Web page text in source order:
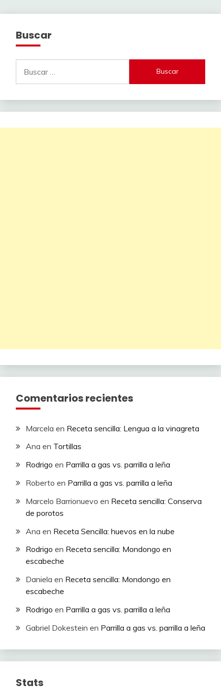
Buscar
Comentarios recientes
Marcela en Receta sencilla: Lengua a la vinagreta
Ana en Tortillas
Rodrigo en Parrilla a gas vs. parrilla a leña
Roberto en Parrilla a gas vs. parrilla a leña
Marcelo Barrionuevo en Receta sencilla: Conserva
de porotos
Ana en Receta Sencilla: huevos en la nube
Rodrigo en Receta sencilla: Mondongo en
escabeche
Daniela en Receta sencilla: Mondongo en
escabeche
Rodrigo en Parrilla a gas vs. parrilla a leña
Gabriel Dokestein en Parrilla a gas vs. parrilla a leña
Stats